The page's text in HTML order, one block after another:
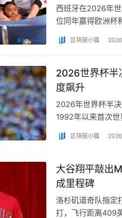
西班牙在2026年
位同年赢得欧洲杯
区块链小猫
2026世界杯半
度飙升
2026年世界杯半
1992年以来首次
区块链小猫
大谷翔平敲出
成里程碑
洛杉矶道奇队指定
打，飞行距离409